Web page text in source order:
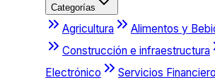
Categorías
Agricultura Alimentos y
Construcción e infraestructura
Electrónico
Servicios